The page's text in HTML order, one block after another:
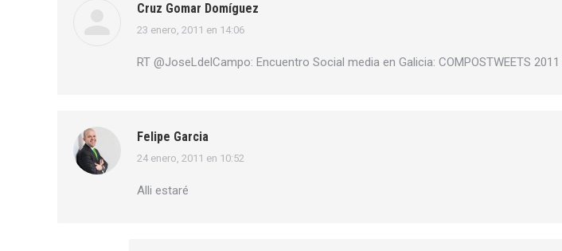
Cruz Gomar Domíguez
dice:
23 enero, 2011 en 14:06
RT @JoseLdelCampo: Encuentro Social media en Galicia: COMPOSTWEETS 2011
Felipe Garcia
dice:
24 enero, 2011 en 10:52
Alli estaré